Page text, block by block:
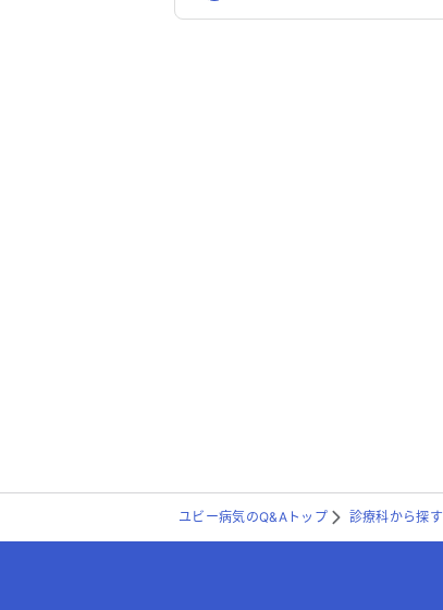
ユビー病気のQ&Aトップ 診療科から探す